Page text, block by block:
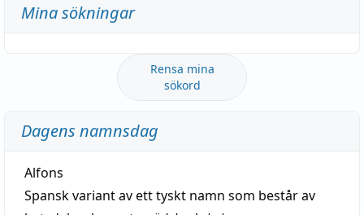
Mina sökningar
Rensa mina
sökord
Dagens namnsdag
Alfons
Spansk variant av ett tyskt namn som består av